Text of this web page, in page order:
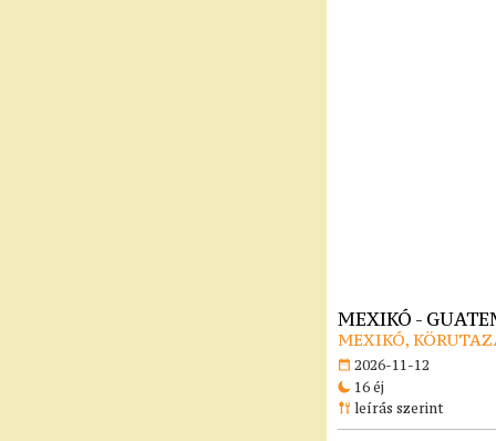
MEXIKÓ -
MEXIKÓ,
2026-11-12
16 éj
leírás szerint